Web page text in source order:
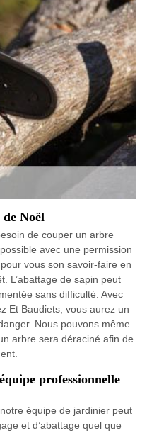
Noël
de couper un arbre
avec une permission
vous son savoir-faire en
L’abattage de sapin peut
sans difficulté. Avec
Et Baudiets, vous aurez un
Nous pouvons même
arbre sera déraciné afin de
professionnelle
équipe de jardinier peut
et d’abattage quel que